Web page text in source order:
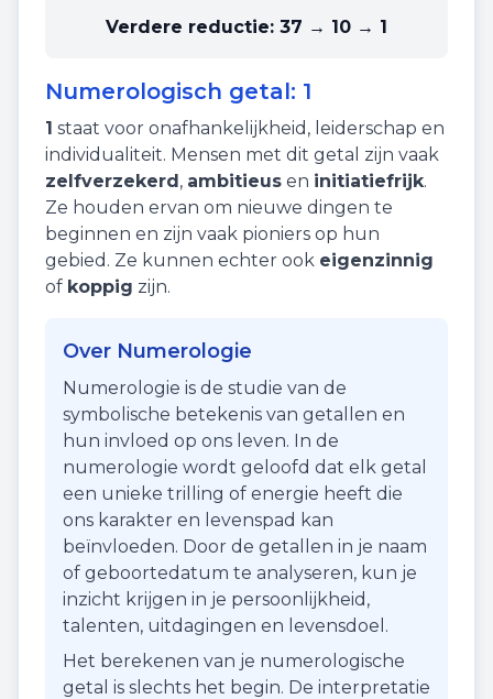
Verdere reductie: 37 → 10 → 1
Numerologisch getal: 1
1 staat voor onafhankelijkheid , leiderschap en
individualiteit. Mensen met dit getal zijn vaak
zelfverzekerd, ambitieus en initiatiefrijk.
Ze houden ervan om nieuwe dingen te
beginnen en zijn vaak pioniers op hun
gebied. Ze kunnen echter ook eigenzinnig
of koppig zijn.
Over Numerologie
Numerologie is de studie van de
symbolische betekenis van getallen en
hun invloed op ons leven. In de
numerologie wordt geloofd dat elk getal
een unieke trilling of energie heeft die
ons karakter en levenspad kan
beïnvloeden. Door de getallen in je naam
of geboortedatum te analyseren, kun je
inzicht krijgen in je persoonlijkheid,
talenten, uitdagingen en levensdoel.
Het berekenen van je numerologische
getal is slechts het begin. De interpretatie